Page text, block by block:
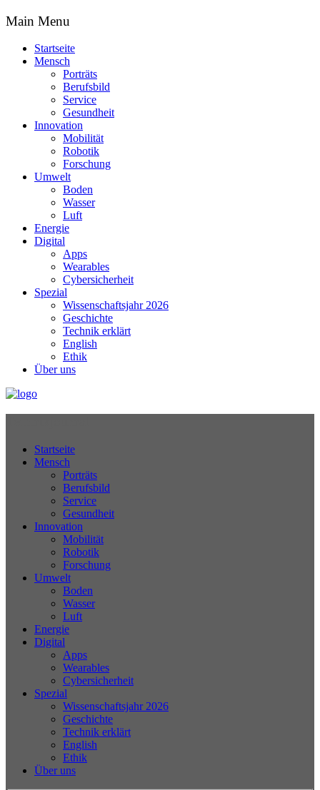
Main Menu
Startseite
Mensch
Porträts
Berufsbild
Service
Gesundheit
Innovation
Mobilität
Robotik
Forschung
Umwelt
Boden
Wasser
Luft
Energie
Digital
Apps
Wearables
Cybersicherheit
Spezial
Wissenschaftsjahr 2026
Geschichte
Technik erklärt
English
Ethik
Über uns
Startseite
Mensch
Porträts
Berufsbild
Service
Gesundheit
Innovation
Mobilität
Robotik
Forschung
Umwelt
Boden
Wasser
Luft
Energie
Digital
Apps
Wearables
Cybersicherheit
Spezial
Wissenschaftsjahr 2026
Geschichte
Technik erklärt
English
Ethik
Über uns